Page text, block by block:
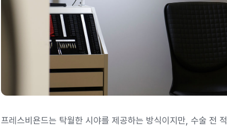
프레스비욘드는 탁월한 시야를 제공하는 방식이지만, 수술 전